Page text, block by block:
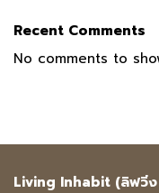
Recent Comments
No comments to
Living Inhabit (ลิฟวิ่